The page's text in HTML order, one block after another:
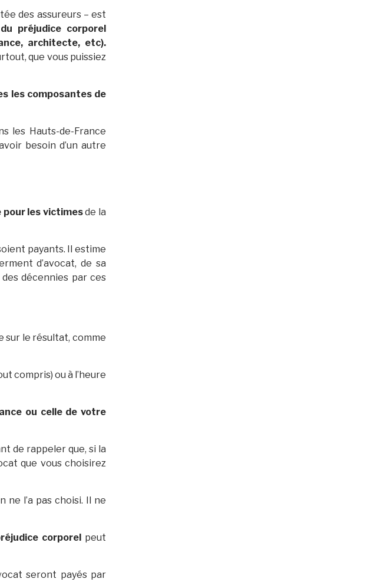
des assureurs – est
préjudice corporel
architecte, etc).
que vous puissiez
les composantes de
les Hauts-de-France
besoin d’un autre
les victimesde la
payants. Il estime
d’avocat, de sa
décennies par ces
sur le résultat, comme
compris) ou à l’heure
ou celle de votre
de rappeler que, si la
que vous choisirez
l’a pas choisi. Il ne
corporel peut
seront payés par